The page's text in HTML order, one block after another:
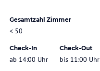
Gesamtzahl Zimmer
< 50
Check-In
ab 14:00 Uhr
Check-Out
bis 11:00 Uhr